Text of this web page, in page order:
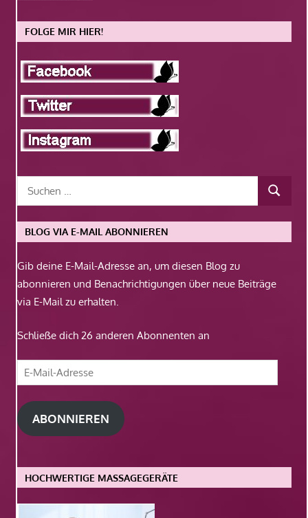
FOLGE MIR HIER!
BLOG VIA E-MAIL ABONNIEREN
Gib deine E-Mail-Adresse an, um diesen Blog zu
abonnieren und Benachrichtigungen über neue Beiträge
via E-Mail zu erhalten.
Schließe dich 26 anderen Abonnenten an
E-
Mail-
Adresse
ABONNIEREN
HOCHWERTIGE MASSAGEGERÄTE